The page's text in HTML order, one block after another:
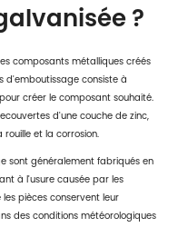
?
composants métalliques créés
d'emboutissage consiste à
créer le composant souhaité.
d'une couche de zinc,
et la corrosion.
sont généralement fabriqués en
à l'usure causée par les
pièces conservent leur
des conditions météorologiques